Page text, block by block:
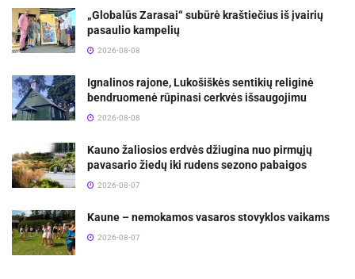
„Globalūs Zarasai“ subūrė kraštiečius iš įvairių
pasaulio kampelių
2026-08-08
Ignalinos rajone, Lukošiškės sentikių religinė
bendruomenė rūpinasi cerkvės išsaugojimu
2026-08-08
Kauno žaliosios erdvės džiugina nuo pirmųjų
pavasario žiedų iki rudens sezono pabaigos
2026-08-07
Kaune – nemokamos vasaros stovyklos vaikams
2026-08-07